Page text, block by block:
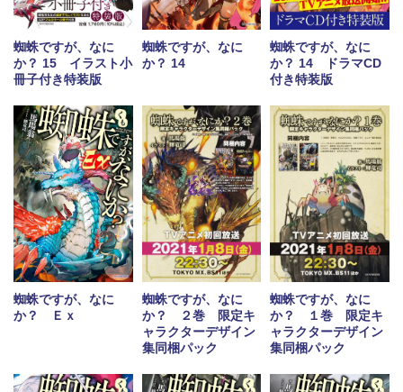
蜘蛛ですが、なに
か？ 15 イラスト小
冊子付き特装版
蜘蛛ですが、なに
か？ 14
蜘蛛ですが、なに
か？ 14 ドラマCD
付き特装版
蜘蛛ですが、なに
か？ Ｅｘ
蜘蛛ですが、なに
か？ ２巻 限定キ
ャラクターデザイン
集同梱パック
蜘蛛ですが、なに
か？ １巻 限定キ
ャラクターデザイン
集同梱パック